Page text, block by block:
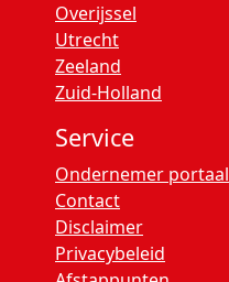
Overijssel
Utrecht
Zeeland
Zuid-Holland
Service
Ondernemer portaal
Contact
Disclaimer
Privacybeleid